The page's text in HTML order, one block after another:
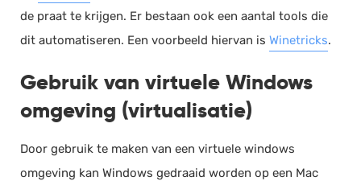
de praat te krijgen. Er bestaan ook een aantal tools die
dit automatiseren. Een voorbeeld hiervan is Winetricks.
Gebruik van virtuele Windows
omgeving (virtualisatie)
Door gebruik te maken van een virtuele windows
omgeving kan Windows gedraaid worden op een Mac